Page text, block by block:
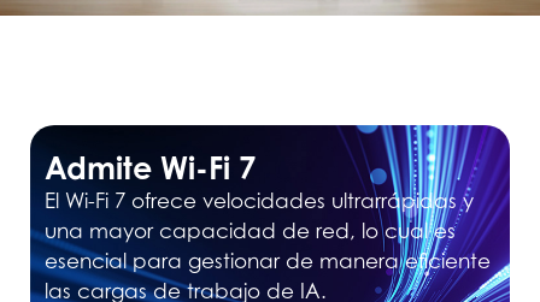
Admite Wi-Fi 7
El Wi-Fi 7 ofrece velocidades ultrarrápidas y
una mayor capacidad de red, lo cual es
esencial para gestionar de manera eficiente
las cargas de trabajo de IA.